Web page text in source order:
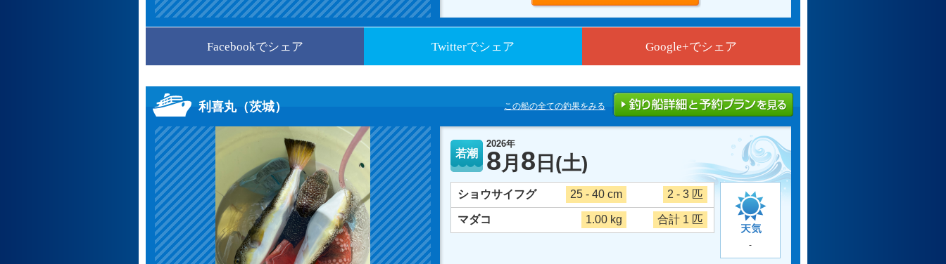
Facebookでシェア Twitterでシェア Google+でシェア
利喜丸（茨城） この船の全ての釣果をみる
若潮
2026年
8月 8 日 (土)
ショウサイフグ 25 - 40 cm 2 - 3 匹
マダコ 1.00 kg 合計 1 匹
-